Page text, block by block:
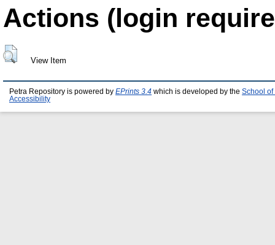
Actions (login
View Item
Petra Repository is powered by EPrints 3.4 which is developed by the School of
Accessibility